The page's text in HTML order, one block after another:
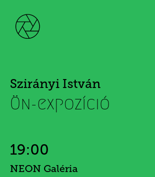
Szirányi István
Ön-expozíció
19:00
NEON Galéria